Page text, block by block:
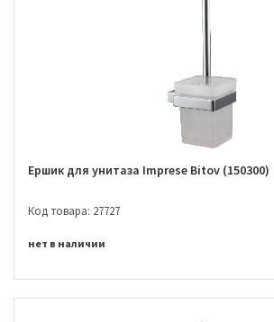
Ершик для унитаза Imprese Bitov (150300)
Код товара: 27727
нет в наличии